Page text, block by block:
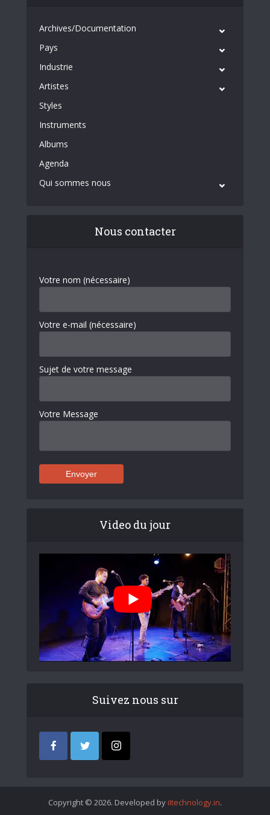
Archives/Documentation
Pays
Industrie
Artistes
Styles
Instruments
Albums
Agenda
Qui sommes nous
Nous contacter
Votre nom (nécessaire)
Votre e-mail (nécessaire)
Sujet de votre message
Votre Message
Video du jour
Suivez nous sur
Copyright © 2026. Developed by iItechnology.in.